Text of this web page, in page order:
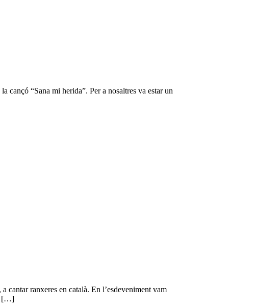
cançó “Sana mi herida”. Per a nosaltres va estar un
cantar ranxeres en català. En l’esdeveniment vam
[…]